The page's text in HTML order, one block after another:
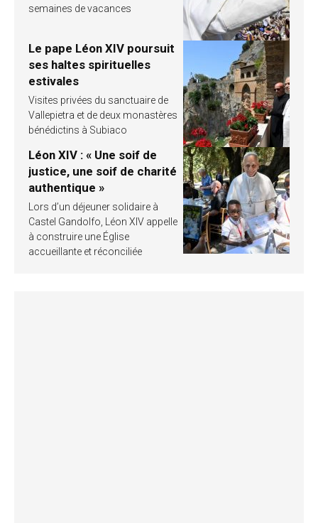
semaines de vacances
Le pape Léon XIV poursuit
ses haltes spirituelles
estivales
Visites privées du sanctuaire de
Vallepietra et de deux monastères
bénédictins à Subiaco
Léon XIV : « Une soif de
justice, une soif de charité
authentique »
Lors d’un déjeuner solidaire à
Castel Gandolfo, Léon XIV appelle
à construire une Église
accueillante et réconciliée